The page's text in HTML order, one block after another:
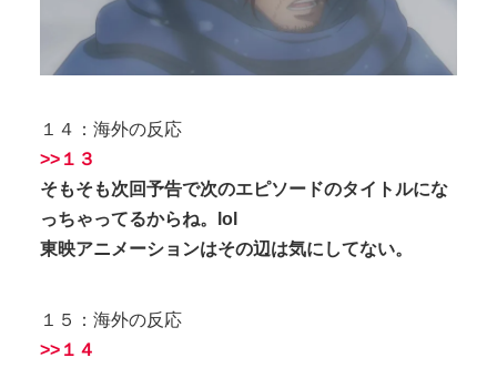
１４：海外の反応
>>１３
そもそも次回予告で次のエピソードのタイトルにな
っちゃってるからね。lol
東映アニメーションはその辺は気にしてない。
１５：海外の反応
>>１４